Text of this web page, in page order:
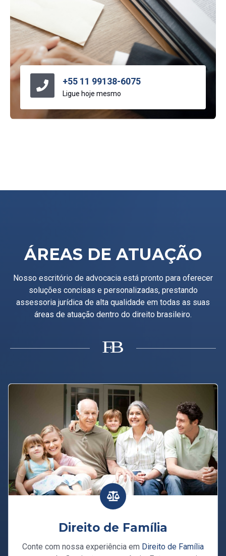
+55 11 99138-6075
Ligue hoje mesmo
ÁREAS DE ATUAÇÃO
Nosso escritório de advocacia está pronto para oferecer
soluções concisas e personalizadas, prestando
assessoria jurídica de alta qualidade em todas as suas
áreas de atuação dentro do direito brasileiro.
FB
Direito de Família
Conte com nossa experiência em Direito de Família